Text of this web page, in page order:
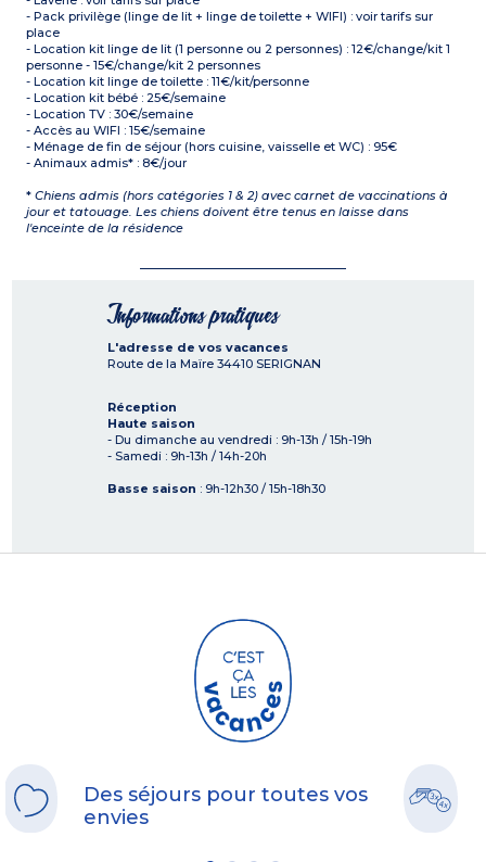
- Pack privilège (linge de lit + linge de toilette + WIFI) : voir tarifs sur
place
- Location kit linge de lit (1 personne ou 2 personnes) : 12€/change/kit 1
personne - 15€/change/kit 2 personnes
- Location kit linge de toilette : 11€/kit/personne
- Location kit bébé : 25€/semaine
- Location TV : 30€/semaine
- Accès au WIFI : 15€/semaine
- Ménage de fin de séjour (hors cuisine, vaisselle et WC) : 95€
- Animaux admis* : 8€/jour
*Chiens admis (hors catégories 1 & 2) avec carnet de vaccinations à
jour et tatouage. Les chiens doivent être tenus en laisse dans
l'enceinte de la résidence
Informations pratiques
L'adresse de vos vacances
Route de la Maïre 34410 SERIGNAN
Réception
Haute saison
- Du dimanche au vendredi : 9h-13h / 15h-19h
- Samedi : 9h-13h / 14h-20h
Basse saison : 9h-12h30 / 15h-18h30
Des séjours pour toutes vos
envies